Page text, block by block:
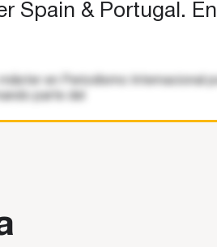
Spain & Portugal.